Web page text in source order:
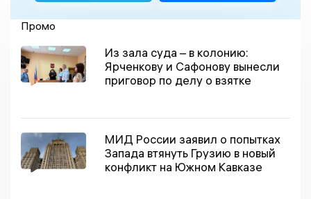
Промо
Из зала суда – в колонию:
Ярченкову и Сафонову вынесли
приговор по делу о взятке
МИД России заявил о попытках
Запада втянуть Грузию в новый
конфликт на Южном Кавказе